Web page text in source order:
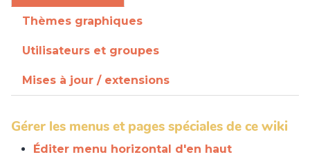
Thèmes graphiques
Utilisateurs et groupes
Mises à jour / extensions
Gérer les menus et pages spéciales de ce wiki
Éditer menu horizontal d'en haut